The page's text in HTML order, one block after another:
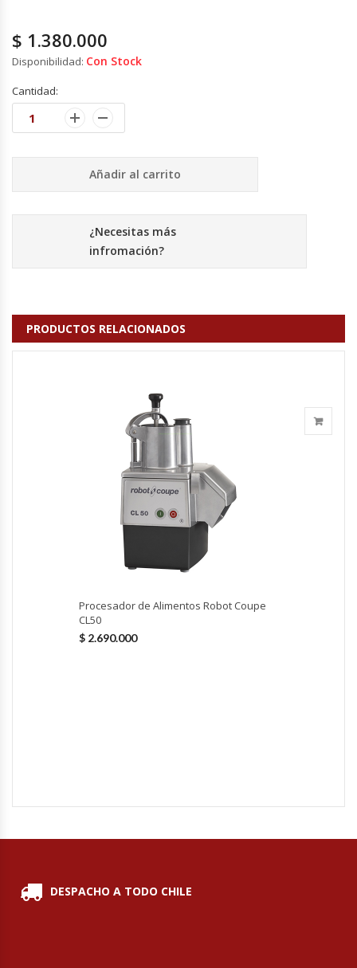
Exprimidoras De Cítricos
Extractoras De Jugos
Formadora De Pizza
Freidoras Industriales
Frigobar
Granizadoras
Hervidores / Percoladores
Hornos Cocción Acelerada
Hornos Turbos / Convectores
Mesones Saladette
Módulos De Acero Inoxidable
$ 1.380.000
Disponibilidad: Con Stock
Cantidad:
Añadir al carrito
¿Necesitas más
infromación?
PRODUCTOS RELACIONADOS
Procesador de Alimentos Robot Coupe
CL50
$ 2.690.000
DESPACHO A TODO CHILE